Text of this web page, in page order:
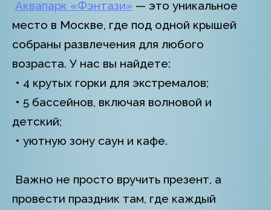
Аквапарк «Фэнтази» — это уникальное
место в Москве, где под одной крышей
собраны развлечения для любого
возраста. У нас вы найдете:
• 4 крутых горки для экстремалов;
• 5 бассейнов, включая волновой и
детский;
• уютную зону саун и кафе.
Важно не просто вручить презент, а
провести праздник там, где каждый